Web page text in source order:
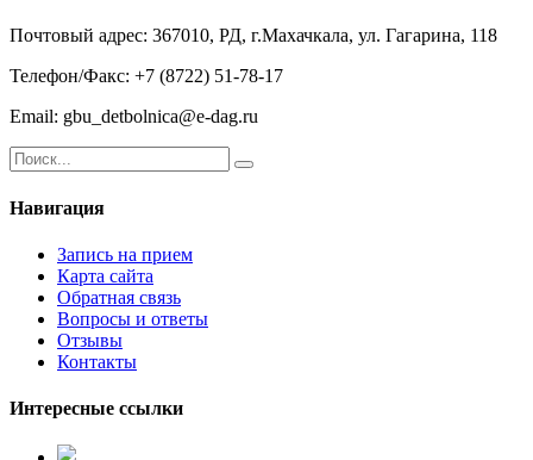
Почтовый адрес: 367010, РД, г.Махачкала, ул. Гагарина, 118
Телефон/Факс: +7 (8722) 51-78-17
Email: gbu_detbolnica@e-dag.ru
Навигация
Запись на прием
Карта сайта
Обратная связь
Вопросы и ответы
Отзывы
Контакты
Интересные ссылки